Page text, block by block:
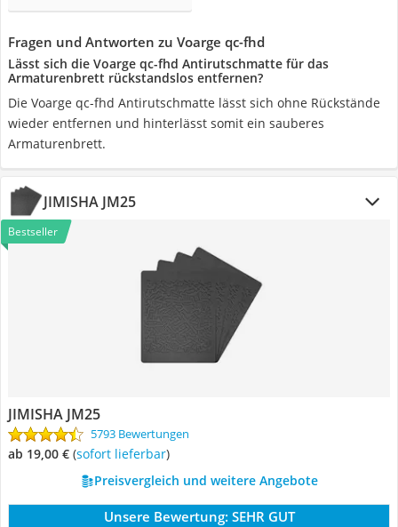
Fragen und Antworten zu Voarge qc-fhd
Lässt sich die Voarge qc-fhd Antirutschmatte für das
Armaturenbrett rückstandslos entfernen?
Die Voarge qc-fhd Antirutschmatte lässt sich ohne Rückstände
wieder entfernen und hinterlässt somit ein sauberes
Armaturenbrett.
JIMISHA JM25
Bestseller
JIMISHA JM25
5793 Bewertungen
ab 19,00 € ( Sofort lieferbar)
Preisvergleich und weitere Angebote
Unsere Bewertung: SEHR GUT